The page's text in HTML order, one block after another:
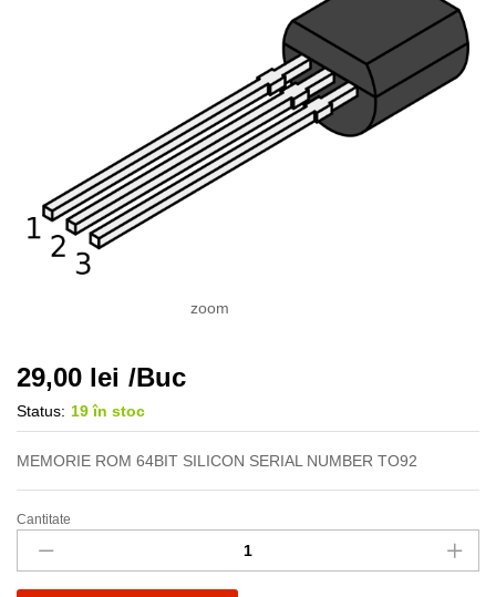
zoom
29,00 lei /Buc
Status: 19 în stoc
MEMORIE ROM 64BIT SILICON SERIAL NUMBER TO92
DS2401+
quantity
Cantitate